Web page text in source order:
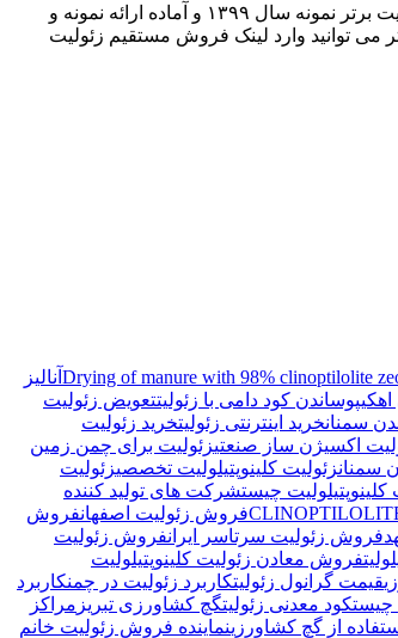
باتشکر از اعتماد شما به معدن زئولیت کلینوپتیلولیت سمنان Zeolite clinoptilolite Iran Semnan و حسن اعتماد و حسن انتخاب شما از این معدن و همچنان باکیفیت برتر نمونه سال ۱۳۹۹ و آماده ارائه نمونه و
توانید وارد لینک فروش مستقیم زئولیت
Drying of manure with 98% clinoptilolite آنالیز
پوساندن کود دامی با زئولیتتعویض زئولیت
سمنانخرید اینترنتی زئولیتخرید زئولیت
اکسیژن ساز صنعتیزئولیت برای چمن زمین
سمنانزئولیت کلینوپتیلولیت تخصصیزئولیت
چیستشرکت های تولید کننده
فروش زئولیت اصفهانفروش
فروش زئولیت سرتاسر ایرانفروش زئولیت
فروش معادن زئولیت کلینوپتیلولیت
قیمت گرانول زئولیتکاربرد زئولیت در چمنکاربرد
چیستکود معدنی زئولیتگچ کشاورزی تبریز مراکز
از گچ کشاورزینماینده فروش زئولیت خانم